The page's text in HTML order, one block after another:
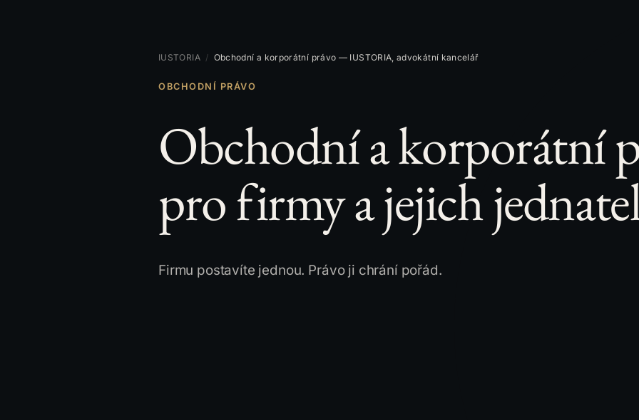
IUSTORIA / Obchodní a korporátní právo — IUSTORIA, advokátní kancelář
OBCHODNÍ PRÁVO
Obchodní a korporátní
pro firmy a jejich
Firmu postavíte jednou. Právo ji chrání pořád.